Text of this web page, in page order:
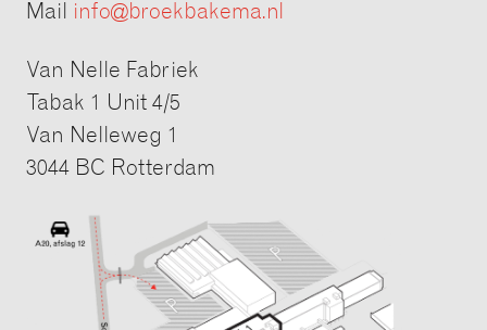
Mail info@broekbakema.nl
Van Nelle Fabriek
Tabak 1 Unit 4/5
Van Nelleweg 1
3044 BC Rotterdam